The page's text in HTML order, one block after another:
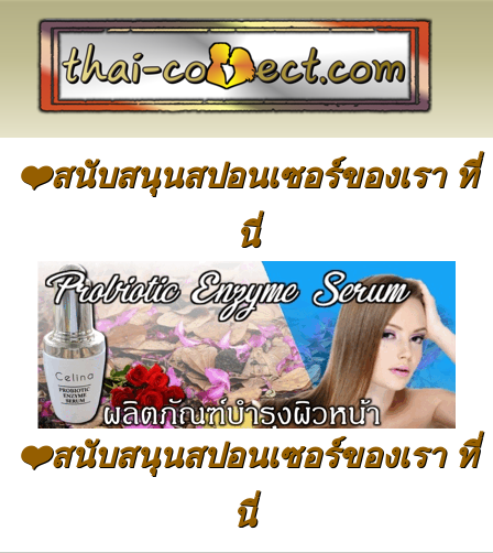
❤️สนับสนุนสปอนเซอร์ของเรา ที่
นี่
❤️สนับสนุนสปอนเซอร์ของเรา ที่
นี่